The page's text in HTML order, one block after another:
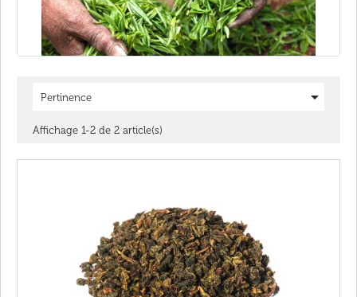
Pertinence 
Affichage 1-2 de 2 article(s)